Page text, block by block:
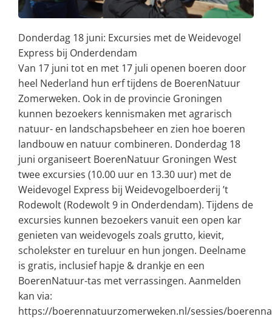
Donderdag 18 juni: Excursies met de Weidevogel
Express bij Onderdendam
Van 17 juni tot en met 17 juli openen boeren door
heel Nederland hun erf tijdens de BoerenNatuur
Zomerweken. Ook in de provincie Groningen
kunnen bezoekers kennismaken met agrarisch
natuur- en landschapsbeheer en zien hoe boeren
landbouw en natuur combineren. Donderdag 18
juni organiseert BoerenNatuur Groningen West
twee excursies (10.00 uur en 13.30 uur) met de
Weidevogel Express bij Weidevogelboerderij ’t
Rodewolt (Rodewolt 9 in Onderdendam). Tijdens de
excursies kunnen bezoekers vanuit een open kar
genieten van weidevogels zoals grutto, kievit,
scholekster en tureluur en hun jongen. Deelname
is gratis, inclusief hapje & drankje en een
BoerenNatuur-tas met verrassingen. Aanmelden
kan via:
https://boerennatuurzomerweken.nl/sessies/